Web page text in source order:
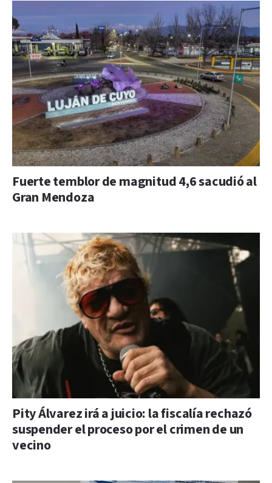
Fuerte temblor de magnitud 4,6 sacudió al
Gran Mendoza
Pity Álvarez irá a juicio: la fiscalía rechazó
suspender el proceso por el crimen de un
vecino